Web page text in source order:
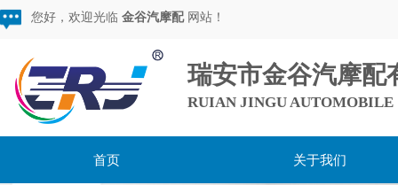
您好，欢迎光临 金谷汽摩配网站！
瑞安市金谷汽摩配
RUIAN JINGU AUTOMOBILE
首页 关于我们